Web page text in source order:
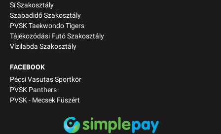
Sí Szakosztály
Szabadidő Szakosztály
PVSK Taekwondo Tigers
Tájékozódási Futó Szakosztály
Vízilabda Szakosztály
FACEBOOK
Pécsi Vasutas Sportkör
PVSK Panthers
PVSK - Mecsek Füszért